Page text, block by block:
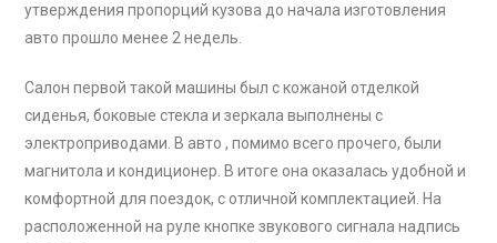
утверждения пропорций кузова до начала изготовления
авто прошло менее 2 недель.
Салон первой такой машины был с кожаной отделкой
сиденья, боковые стекла и зеркала выполнены с
электроприводами. В авто , помимо всего прочего, были
магнитола и кондиционер. В итоге она оказалась удобной и
комфортной для поездок, с отличной комплектацией. На
расположенной на руле кнопке звукового сигнала надпись